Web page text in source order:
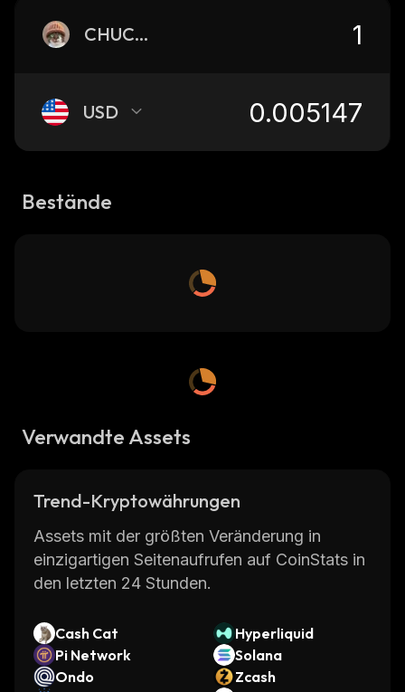
CHUCHU
USD
Bestände
Verwandte Assets
Trend-Kryptowährungen
Assets mit der größten Veränderung in
einzigartigen Seitenaufrufen auf CoinStats in
den letzten 24 Stunden.
Cash Cat
Hyperliquid
Pi Network
Solana
Ondo
Zcash